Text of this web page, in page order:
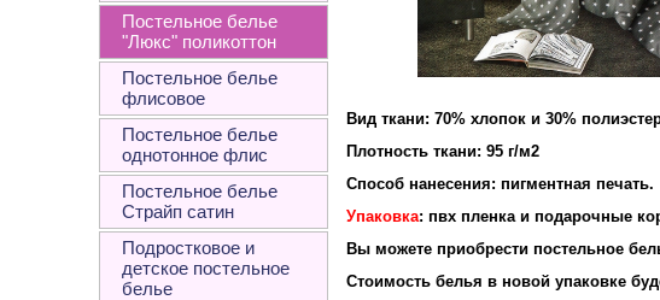
Постельное белье
"Люкс" поликоттон
Постельное белье
флисовое
Постельное белье
однотонное флис
Постельное белье
Страйп сатин
Подростковое и
детское постельное
белье
Вид ткани: 70% хлопок и 30%
Плотность ткани: 95 г/
Способ нанесения: пигментная печать.
Упаковка: пвх пленка и подарочные
Вы можете приобрести постельное
Стоимость белья в новой упаковке